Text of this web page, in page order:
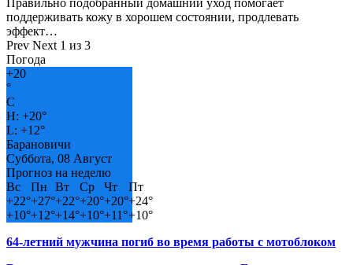
поддерживать кожу в хорошем состоянии, продлевать
эффект…
Prev Next 1 из 3
Погода
+20
°
C
H: +20°
L: +12°
Барановичи
Суббота, 08 Август
Прогноз на неделю
Вс
Пн Вт Ср Чт
Пт
+22°+27°+22°+20°+20°+24°
+10°+12°+14°+10°+11°+10°
64-летний мужчина погиб во время работы с мотоблоком